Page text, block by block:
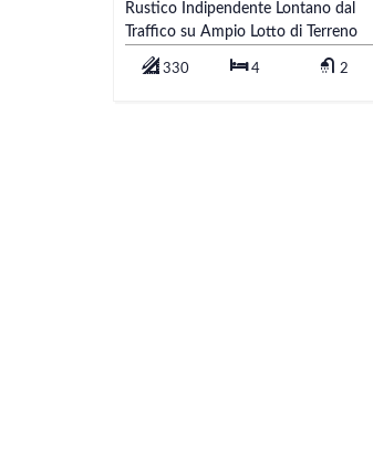
Rustico Indipendente Lontano dal
Traffico su Ampio Lotto di Terreno
330 4 2